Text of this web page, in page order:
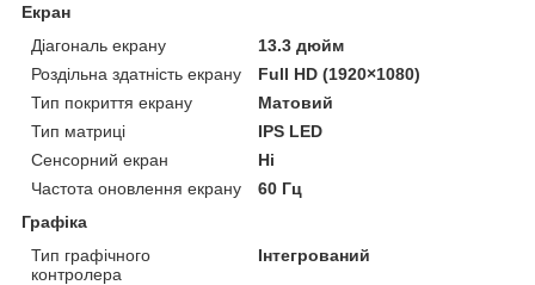
Екран
Діагональ екрану
13.3 дюйм
Роздільна здатність екрану
Full HD (1920×1080)
Тип покриття екрану
Матовий
Тип матриці
IPS LED
Сенсорний екран
Ні
Частота оновлення екрану
60 Гц
Графіка
Тип графічного
контролера
Інтегрований